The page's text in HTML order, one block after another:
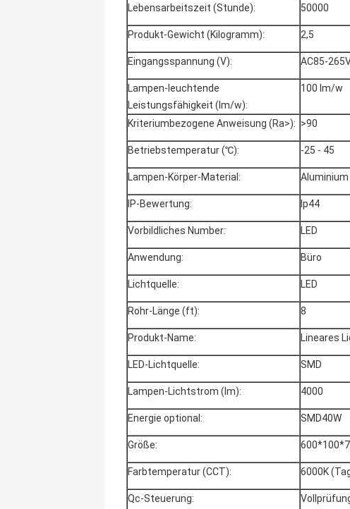
Lebensarbeitszeit (Stunde): 50000
Produkt-Gewicht (Kilogramm): 2,5
Eingangsspannung (V): AC85-
Lampen-leuchtende
Leistungsfähigkeit (lm/w):
100 lm/w
Kriteriumbezogene Anweisung (Ra>): >90
Betriebstemperatur (℃): -25 - 45
Lampen-Körper-Material: Aluminium
IP-Bewertung: Ip44
Vorbildliches Number: LED
Anwendung: Büro
Lichtquelle: LED
Rohr-Länge (ft): 8
Produkt-Name: Lineares
LED-Lichtquelle: SMD
Lampen-Lichtstrom (lm): 4000
Energie optional: SMD40W
Größe:
Farbtemperatur (CCT): 6000K
Qc-Steuerung: